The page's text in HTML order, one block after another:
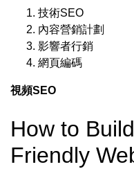
技術SEO
內容營銷計劃
影響者行銷
網頁編碼
視頻SEO
How to
Friendly